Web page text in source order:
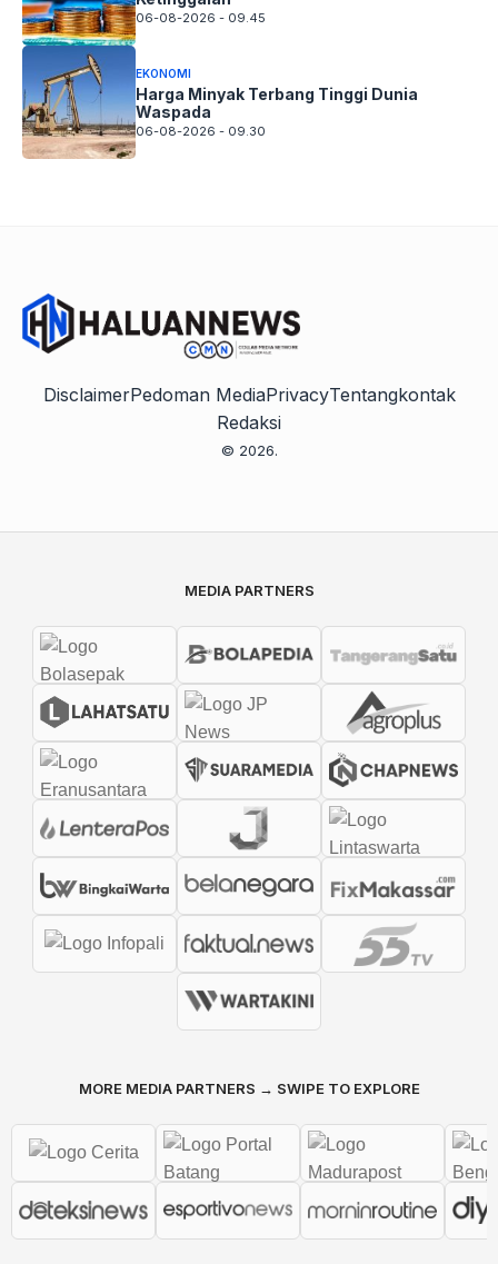
06-08-2026 - 09.45
EKONOMI
Harga Minyak Terbang Tinggi Dunia
Waspada
06-08-2026 - 09.30
DisclaimerPedoman MediaPrivacyTentangkontak
Redaksi
© 2026.
MEDIA PARTNERS
MORE MEDIA PARTNERS → SWIPE TO EXPLORE